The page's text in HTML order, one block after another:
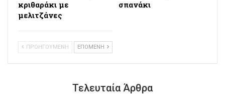
κριθαράκι με
μελιτζάνες
σπανάκι
ΠΡΟΗΓΟΥΜΕΝΗ ΕΠΟΜΕΝΗ
Τελευταία Άρθρα